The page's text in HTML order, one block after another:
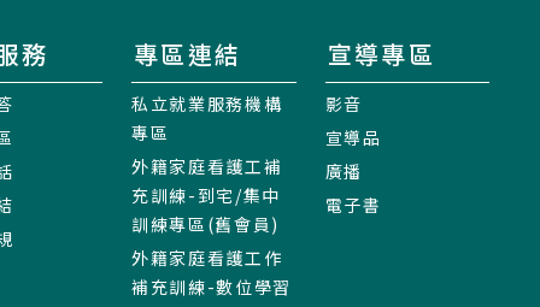
務 專區連結
私立就業服務機構
專區
外籍家庭看護工補
充訓練-到宅/集中
訓練專區(舊會員)
外籍家庭看護工作
補充訓練-數位學習
宣導專區
影音
宣導品
廣播
電子書